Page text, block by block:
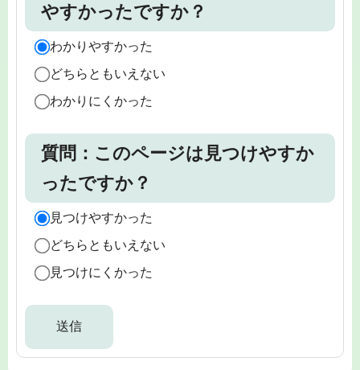
やすかったですか？
わかりやすかった
どちらともいえない
わかりにくかった
質問：このページは見つけやすか
ったですか？
見つけやすかった
どちらともいえない
見つけにくかった